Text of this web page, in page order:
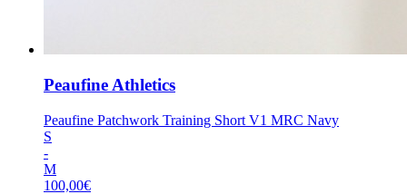
Peaufine Athletics
Peaufine Patchwork Training Short V1 MRC Navy
S
-
M
100,00€